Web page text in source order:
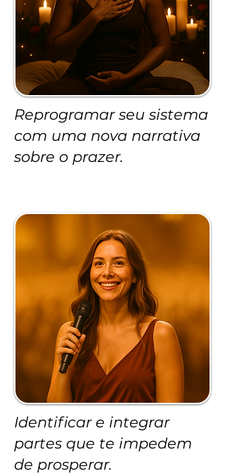
Reprogramar seu sistema
com uma nova narrativa
sobre o prazer.
Identificar e integrar
partes que te impedem
de prosperar.